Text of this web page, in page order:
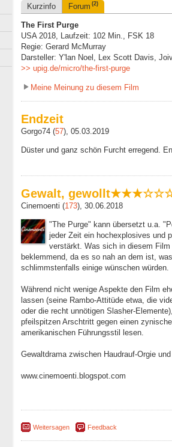
Kurzinfo Forum (2)
The First Purge
USA 2018, Laufzeit: 102 Min., FSK 18
Regie: Gerard McMurray
Darsteller: Y'lan Noel, Lex Scott Davis,
>> upig.de/micro/the-first-purge
Meine Meinung zu diesem Film
Endzeit
Gorgo74 (57), 05.03.2019
Düster und ganz schön Furcht erregend.
Gewalt,
Cinemoenti (173), 30.06.2018
"The Purge" kann übersetzt u.a.
jeder Zeit ein hochexplosives und
verstärkt. Was sich in diesem
beklemmend, da es so nah an dem ist,
schlimmstenfalls einige wünschen würden.
Während nicht wenige Aspekte den Film
lassen (seine Rambo-Attitüde etwa, die
oder die recht unnötigen Slasher-
pfeilspitzen Arschtritt gegen einen
amerikanischen Führungsstil lesen.
Gewaltdrama zwischen Haudrauf-Orgie
www.cinemoenti.blogspot.com
Weitersagen Feedback